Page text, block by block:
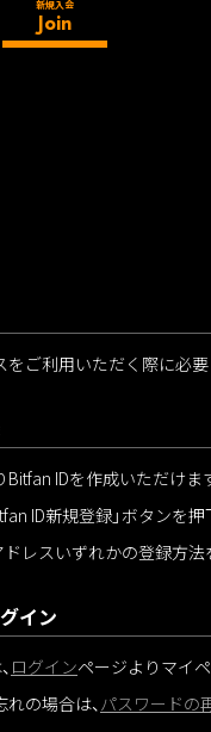
新規入会
Join
ご利用いただく際に必
IDを作成いただけま
ID新規登録」ボタンを押
レスいずれかの登録方法
イン
ログインページよりマイ
の場合は、パスワードの